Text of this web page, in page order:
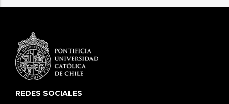
REDES SOCIALES